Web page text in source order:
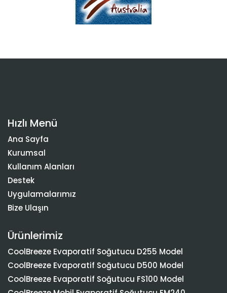
Hızlı Menü
Ana Sayfa
Kurumsal
Kullanım Alanları
Destek
Uygulamalarımız
Bize Ulaşın
Ürünlerimiz
CoolBreeze Evaporatif Soğutucu D255 Model
CoolBreeze Evaporatif Soğutucu D500 Model
CoolBreeze Evaporatif Soğutucu FS100 Model